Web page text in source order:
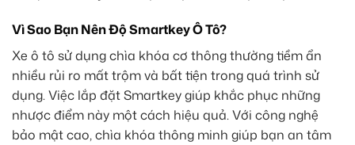
Vì Sao Bạn Nên Độ Smartkey Ô Tô?
Xe ô tô sử dụng chìa khóa cơ thông thường tiềm ẩn
nhiều rủi ro mất trộm và bất tiện trong quá trình sử
dụng. Việc lắp đặt Smartkey giúp khắc phục những
nhược điểm này một cách hiệu quả. Với công nghệ
bảo mật cao, chìa khóa thông minh giúp bạn an tâm